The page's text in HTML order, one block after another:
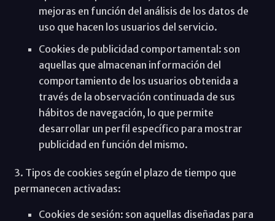
mejoras en función del análisis de los datos de
uso que hacen los usuarios del servicio.
Cookies de publicidad comportamental: son
aquellas que almacenan información del
comportamiento de los usuarios obtenida a
través de la observación continuada de sus
hábitos de navegación, lo que permite
desarrollar un perfil específico para mostrar
publicidad en función del mismo.
3. Tipos de cookies según el plazo de tiempo que
permanecen activadas:
Cookies de sesión: son aquellas diseñadas para